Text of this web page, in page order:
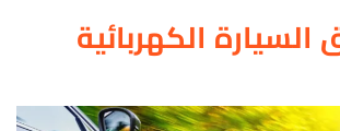
الكهربائية